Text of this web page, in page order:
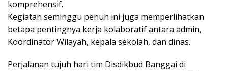
komprehensif.
Kegiatan seminggu penuh ini juga memperlihatkan
betapa pentingnya kerja kolaboratif antara admin,
Koordinator Wilayah, kepala sekolah, dan dinas.
Perjalanan tujuh hari tim Disdikbud Banggai di